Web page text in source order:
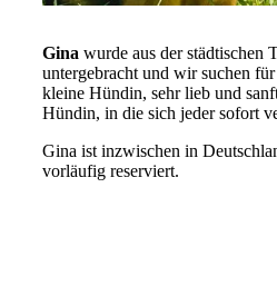
Gina wurde aus der städtischen
untergebracht und wir suchen
kleine Hündin, sehr lieb und
Hündin, in die sich jeder sofort
Gina ist inzwischen in
vorläufig reserviert.